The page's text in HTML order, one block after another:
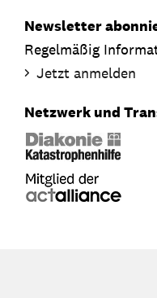
Newsletter
Regelmäßig
Jetzt anmelden
Netzwerk und